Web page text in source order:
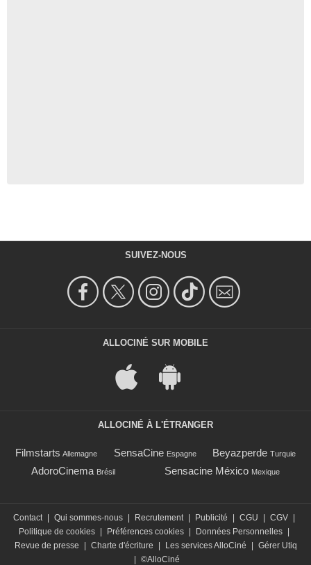
SUIVEZ-NOUS
ALLOCINÉ SUR MOBILE
ALLOCINÉ À L'ÉTRANGER
Filmstarts Allemagne SensaCine Espagne Beyazperde Turquie
AdoroCinema Brésil Sensacine México Mexique
Contact Qui sommes-nous Recrutement Publicité CGU CGV
Politique de cookies
Préférences cookies Données Personnelles
Revue de presse
Charte d'écriture Les services AlloCiné
Gérer Utiq
©AlloCiné